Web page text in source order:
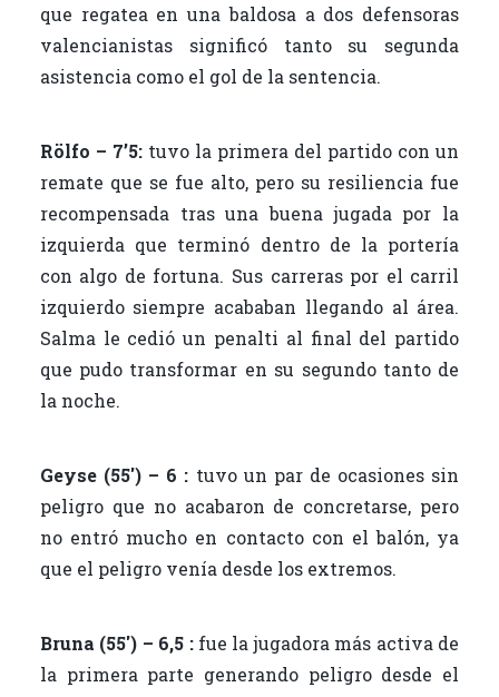
que regatea en una baldosa a dos defensoras
valencianistas significó tanto su segunda
asistencia como el gol de la sentencia.
Rölfo – 7’5:tuvo la primera del partido con un
remate que se fue alto, pero su resiliencia fue
recompensada tras una buena jugada por la
izquierda que terminó dentro de la portería
con algo de fortuna. Sus carreras por el carril
izquierdo siempre acababan llegando al área.
Salma le cedió un penalti al final del partido
que pudo transformar en su segundo tanto de
la noche.
Geyse (55′) – 6 : tuvo un par de ocasiones sin
peligro que no acabaron de concretarse, pero
no entró mucho en contacto con el balón, ya
que el peligro venía desde los extremos.
Bruna (55′) – 6,5 :fue la jugadora más activa de
la primera parte generando peligro desde el